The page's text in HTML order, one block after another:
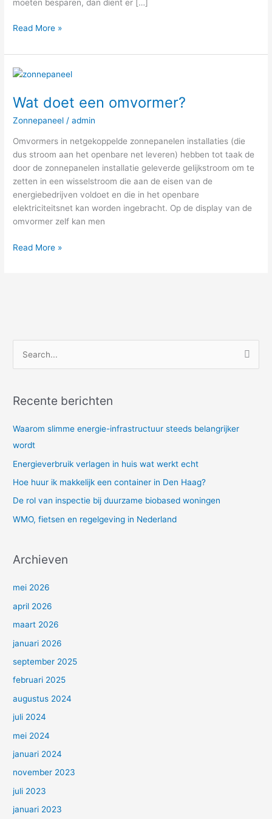
moeten besparen, dan dient er […]
Read More »
Wat doet een omvormer?
Zonnepaneel /admin
Omvormers in netgekoppelde zonnepanelen installaties (die
dus stroom aan het openbare net leveren) hebben tot taak de
door de zonnepanelen installatie geleverde gelijkstroom om te
zetten in een wisselstroom die aan de eisen van de
energiebedrijven voldoet en die in het openbare
elektriciteitsnet kan worden ingebracht. Op de display van de
omvormer zelf kan men
Wat
een
Read More »
k
:
Recente berichten
Waarom slimme energie-infrastructuur steeds belangrijker
wordt
Energieverbruik verlagen in huis wat werkt echt
Hoe huur ik makkelijk een container in Den Haag?
De rol van inspectie bij duurzame biobased woningen
WMO, fietsen en regelgeving in Nederland
Archieven
mei 2026
april 2026
maart 2026
januari 2026
september 2025
februari 2025
augustus 2024
juli 2024
mei 2024
januari 2024
november 2023
juli 2023
januari 2023